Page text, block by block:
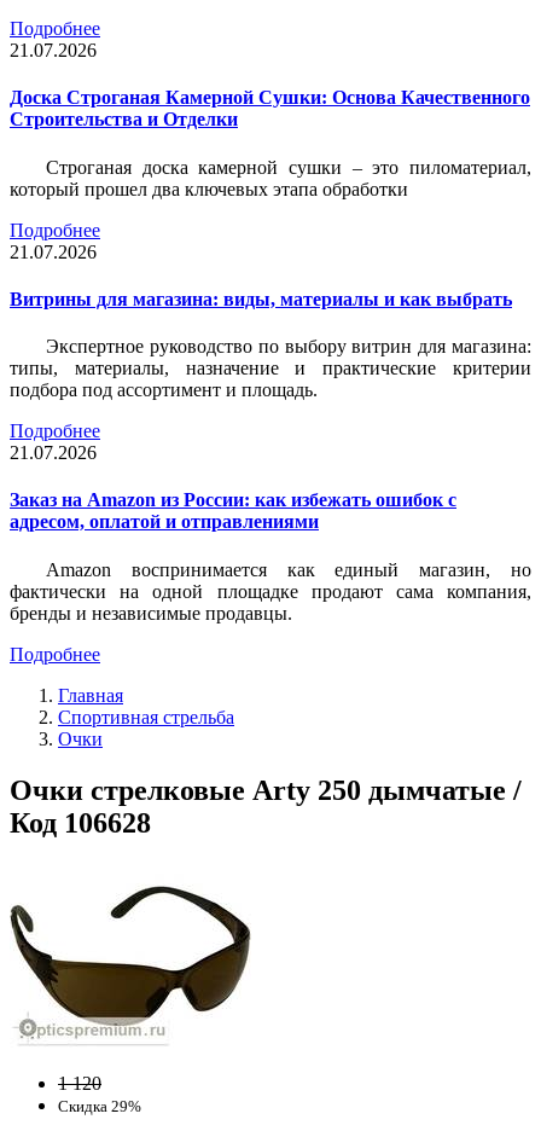
Подробнее
21.07.2026
Доска Строганая Камерной Сушки: Основа Качественного
Строительства и Отделки
Строганая доска камерной сушки – это пиломатериал,
который прошел два ключевых этапа обработки
Подробнее
21.07.2026
Витрины для магазина: виды, материалы и как выбрать
Экспертное руководство по выбору витрин для магазина:
типы, материалы, назначение и практические критерии
подбора под ассортимент и площадь.
Подробнее
21.07.2026
Заказ на Amazon из России: как избежать ошибок с
адресом, оплатой и отправлениями
Amazon воспринимается как единый магазин, но
фактически на одной площадке продают сама компания,
бренды и независимые продавцы.
Подробнее
Главная
Спортивная стрельба
Очки
Очки стрелковые Arty 250 дымчатые /
Код 106628
1 120
Скидка 29%